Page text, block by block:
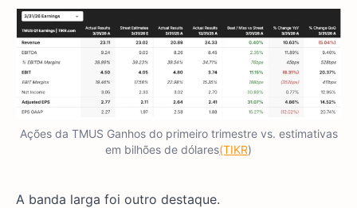
Ações da TMUS Ganhos do primeiro trimestre vs. estimativas
em bilhões de dólares(TIKR)
A banda larga foi outro destaque.